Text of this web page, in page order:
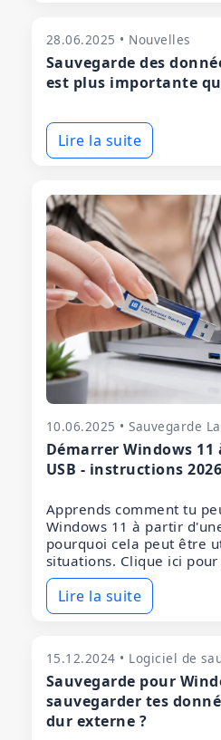
28.06.2025 • Nouvelles
Sauvegarde des
est plus importante
Lire la suite
10.06.2025 • Sauvegarde
Démarrer Windows
USB - instructions 2026
Apprends comment tu
Windows 11 à partir
pourquoi cela peut être
situations. Clique ici
Lire la suite
15.12.2024 • Logiciel de
Sauvegarde pour
sauvegarder tes
dur externe ?